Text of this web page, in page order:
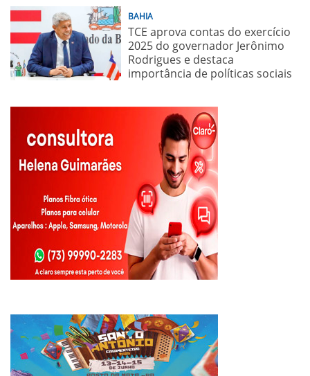
BAHIA
TCE aprova contas do exercício
2025 do governador Jerônimo
Rodrigues e destaca
importância de políticas sociais